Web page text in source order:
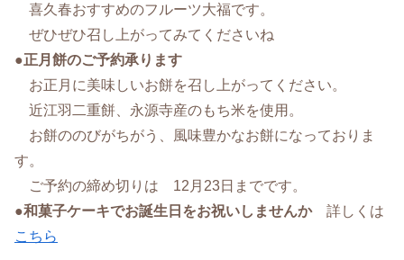
喜久春おすすめのフルーツ大福です。
ぜひぜひ召し上がってみてくださいね
●正月餅のご予約承ります
お正月に美味しいお餅を召し上がってください。
近江羽二重餅、永源寺産のもち米を使用。
お餅ののびがちがう、風味豊かなお餅になっておりま
す。
ご予約の締め切りは 12月23日までです。
●和菓子ケーキでお誕生日をお祝いしませんか詳しくは
こちら